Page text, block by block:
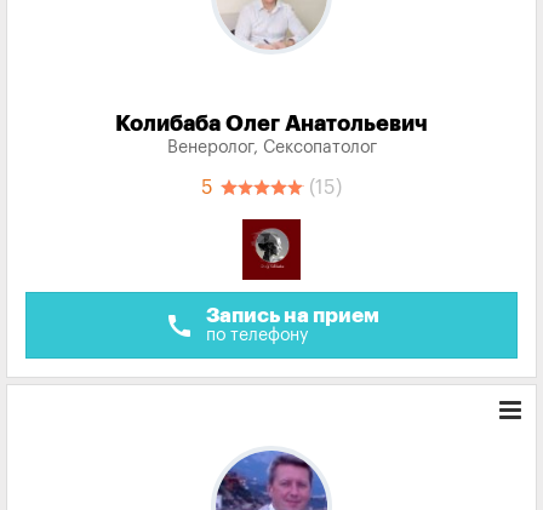
Колибаба Олег Анатольевич
Венеролог, Сексопатолог
5 (15)
call Запись на прием
по телефону